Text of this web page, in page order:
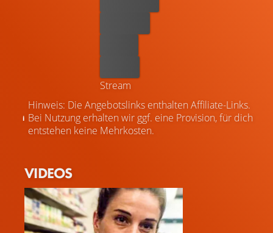
Stream
Hinweis: Die Angebotslinks enthalten Affiliate-Links.
Bei Nutzung erhalten wir ggf. eine Provision, für dich
entstehen keine Mehrkosten.
VIDEOS